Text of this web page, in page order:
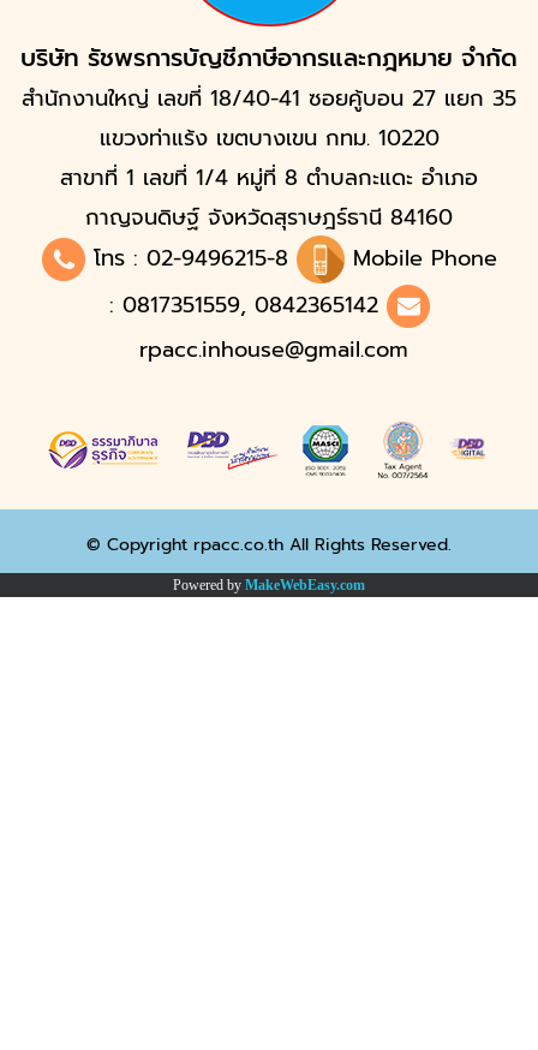
บริษัท รัชพรการบัญชีภาษีอากรและกฎหมาย จำกัด
สำนักงานใหญ่ เลขที่ 18/40-41 ซอยคู้บอน 27 แยก 35
แขวงท่าแร้ง เขตบางเขน กทม. 10220
สาขาที่ 1 เลขที่ 1/4 หมู่ที่ 8 ตำบลกะแดะ อำเภอ
กาญจนดิษฐ์ จังหวัดสุราษฎร์ธานี 84160
โทร : 02-9496215-8
Mobile Phone
: 0817351559, 0842365142
rpacc.inhouse@gmail.com
© Copyright rpacc.co.th All Rights Reserved.
Powered by MakeWebEasy.com